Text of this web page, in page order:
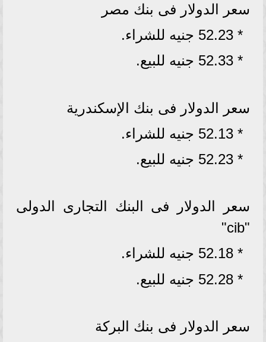
سعر الدولار فى بنك مصر
* 52.23 جنيه للشراء.
* 52.33 جنيه للبيع.
سعر الدولار فى بنك الإسكندرية
* 52.13 جنيه للشراء.
* 52.23 جنيه للبيع.
سعر الدولار فى البنك التجارى الدولى
"cib"
* 52.18 جنيه للشراء.
* 52.28 جنيه للبيع.
سعر الدولار فى بنك البركة